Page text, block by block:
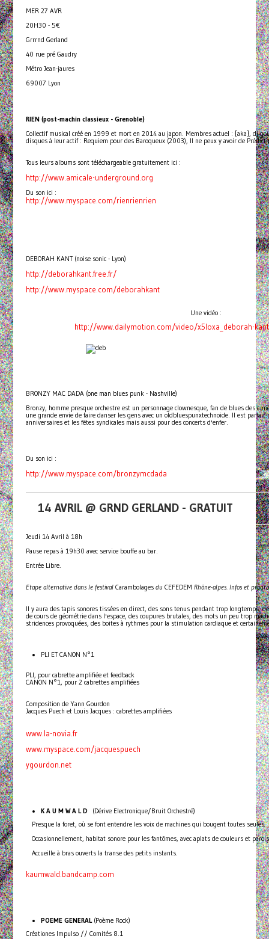
MER 27 AVR
20H30 - 5€
Grrrnd Gerland
40 rue pré Gaudry
Métro Jean-jaures
69007 Lyon
RIEN (post-machin classieux - Grenoble)
Collectif musical créé en 1999 et mort en 2014 au japon. Membres actuel : {aka}, dj
disques à leur actif : Requiem pour des Baroqueux (2003), Il ne peux y avoir de
Tous leurs albums sont téléchargeable gratuitement ici :
http://www.amicale-underground.org
Du son ici :
http://www.myspace.com/rienrienrien
DEBORAH KANT (noise sonic - Lyon)
http://deborahkant.free.fr/
http://www.myspace.com/deborahkant
Une vidéo :
http://www.dailymotion.com/video/x5loxa_deborah-
BRONZY MAC DADA (one man blues punk - Nashville)
Bronzy, homme presque orchestre est un personnage clownesque, fan de blues des
une grande envie de faire danser les gens avec un oldbluespunxtechnoide. Il est
anniversaires et les fêtes syndicales mais aussi pour des concerts d'enfer.
Du son ici :
http://www.myspace.com/bronzymcdada
14 AVRIL @ GRND GERLAND - GRATUIT
Jeudi 14 Avril à 18h
Pause repas à 19h30 avec service bouffe au bar.
Entrée Libre.
Etape alternativedans le festival Carambolagesdu CEFEDEM Rhône-alpes. Infos et
Il y aura des tapis sonores tissées en direct, des sons tenus pendant trop longtemps,
de cours de géométrie dans l'espace, des coupures brutales, des mots un peu trop
stridences provoquées, des boites à rythmes pour la stimulation cardiaque et
PLI ET CANON N°1
PLI, pour cabrette amplifiée et feedback
CANON N°1, pour 2 cabrettes amplifiées
Composition de Yann Gourdon
Jacques Puech et Louis Jacques : cabrettes amplifiées
www.la-novia.fr
www.myspace.com/jacquespuech
ygourdon.net
K A U M W A L D(Dérive Electronique/Bruit Orchestré)
Presque la foret, où se font entendre les voix de machines qui bougent toutes seules.
Occasionnellement, habitat sonore pour les fantômes, avec aplats de couleurs et
Accueille à bras ouverts la transe des petits instants.
kaumwald.bandcamp.com
POEME GENERAL(Poème Rock)
Créationes Impulso // Comités 8.1